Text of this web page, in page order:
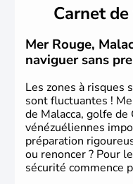
Carnet
Mer Rouge,
naviguer sans
Les zones à risques
sont fluctuantes !
de Malacca, golfe de
vénézuéliennes
préparation
ou renoncer ? Pour
sécurité commence